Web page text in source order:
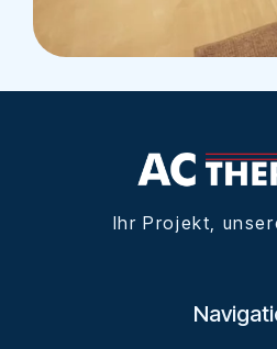
Ihr Projekt,